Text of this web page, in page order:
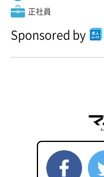
正社員
Sponsored by